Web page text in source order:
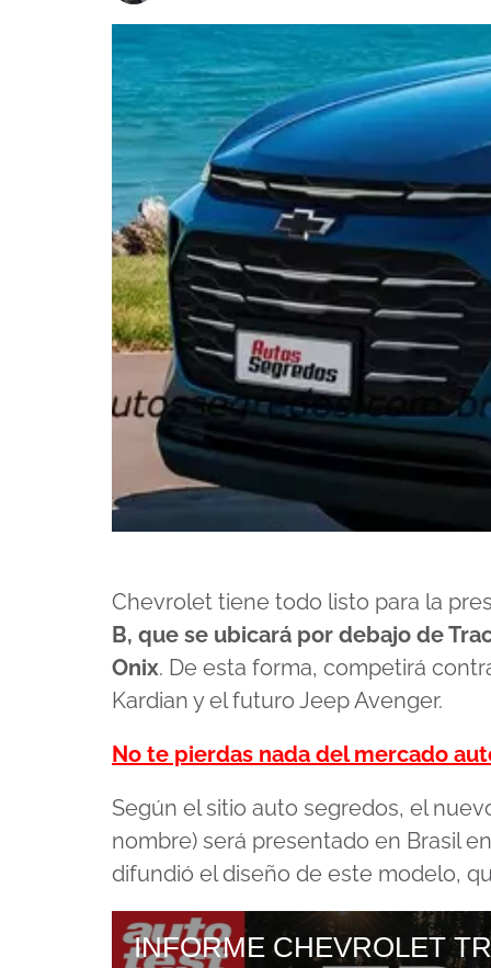
Chevrolet tiene todo listo para la
B, que se ubicará por debajo de
Onix. De esta forma, competirá
Kardian y el futuro Jeep Avenger.
No te pierdas nada del mercado
Según el sitio auto segredos, el
nombre) será presentado en Brasil
difundió el diseño de este modelo,